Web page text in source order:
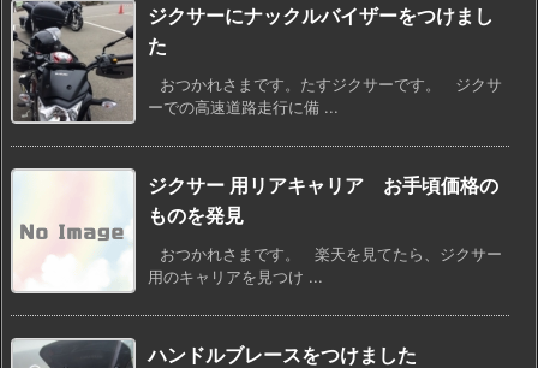
ジクサーにナックルバイザーをつけまし
た
おつかれさまです。たすジクサーです。 ジクサ
ーでの高速道路走行に備 ...
ジクサー 用リアキャリア お手頃価格の
ものを発見
おつかれさまです。 楽天を見てたら、ジクサー
用のキャリアを見つけ ...
ハンドルブレースをつけました